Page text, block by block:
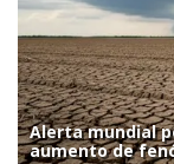
Alerta mundial
aumento de